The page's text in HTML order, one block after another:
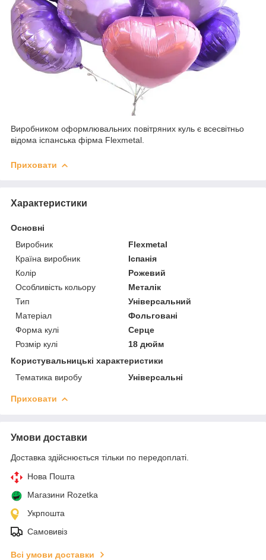
Виробником оформлювальних повітряних куль є всесвітньо
відома іспанська фірма Flexmetal.
Приховати
Характеристики
Основні
Виробник
Flexmetal
Країна виробник
Іспанія
Колір
Рожевий
Особливість кольору
Металік
Тип
Універсальний
Матеріал
Фольговані
Форма кулі
Серце
Розмір кулі
18 дюйм
Користувальницькі характеристики
Тематика виробу
Універсальні
Приховати
Умови доставки
Доставка здійснюється тільки по передоплаті.
Нова Пошта
Магазини Rozetka
Укрпошта
Самовивіз
Всі умови доставки